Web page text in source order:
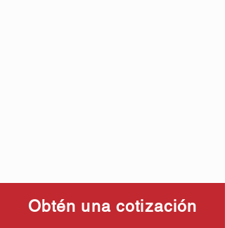
Obtén una cotización